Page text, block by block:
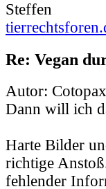
Steffen
Re: Vegan
Autor:
Dann will ich
Harte Bilder
richtige
fehlender